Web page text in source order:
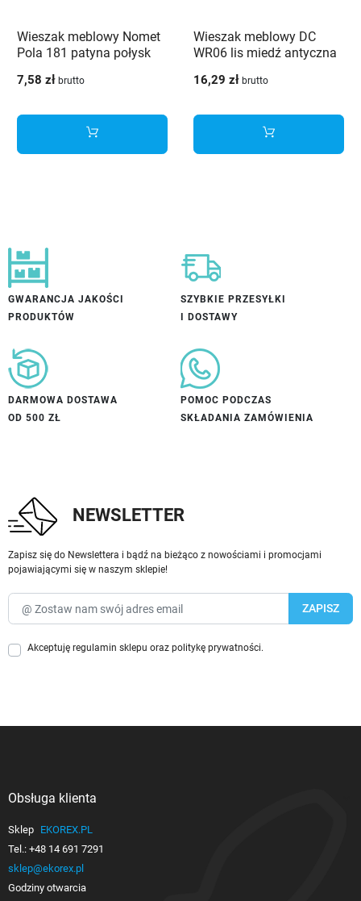
Wieszak meblowy Nomet
Pola 181 patyna połysk
7,58 zł brutto
Wieszak meblowy DC
WR06 lis miedź antyczna
16,29 zł brutto
GWARANCJA JAKOŚCI
PRODUKTÓW
SZYBKIE PRZESYŁKI
I DOSTAWY
DARMOWA DOSTAWA
OD 500 ZŁ
POMOC PODCZAS
SKŁADANIA ZAMÓWIENIA
NEWSLETTER
Zapisz się do Newslettera i bądź na bieżąco z nowościami i promocjami
pojawiającymi się w naszym sklepie!
Akceptuję regulamin sklepu oraz politykę prywatności.
Obsługa klienta
Sklep EKOREX.PL
Tel.: +48 14 691 7291
sklep@ekorex.pl
Godziny otwarcia